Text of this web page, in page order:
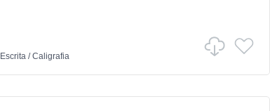
Escrita/Caligrafia